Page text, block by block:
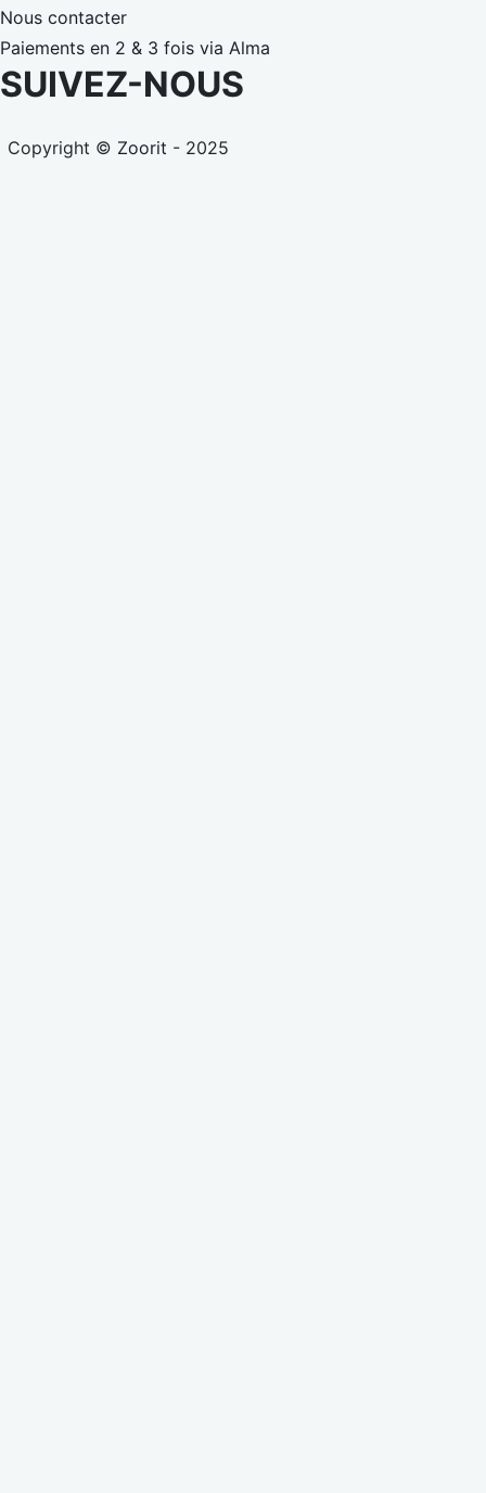
Nous contacter
Paiements en 2 & 3 fois via Alma
SUIVEZ-NOUS
Copyright © Zoorit - 2025